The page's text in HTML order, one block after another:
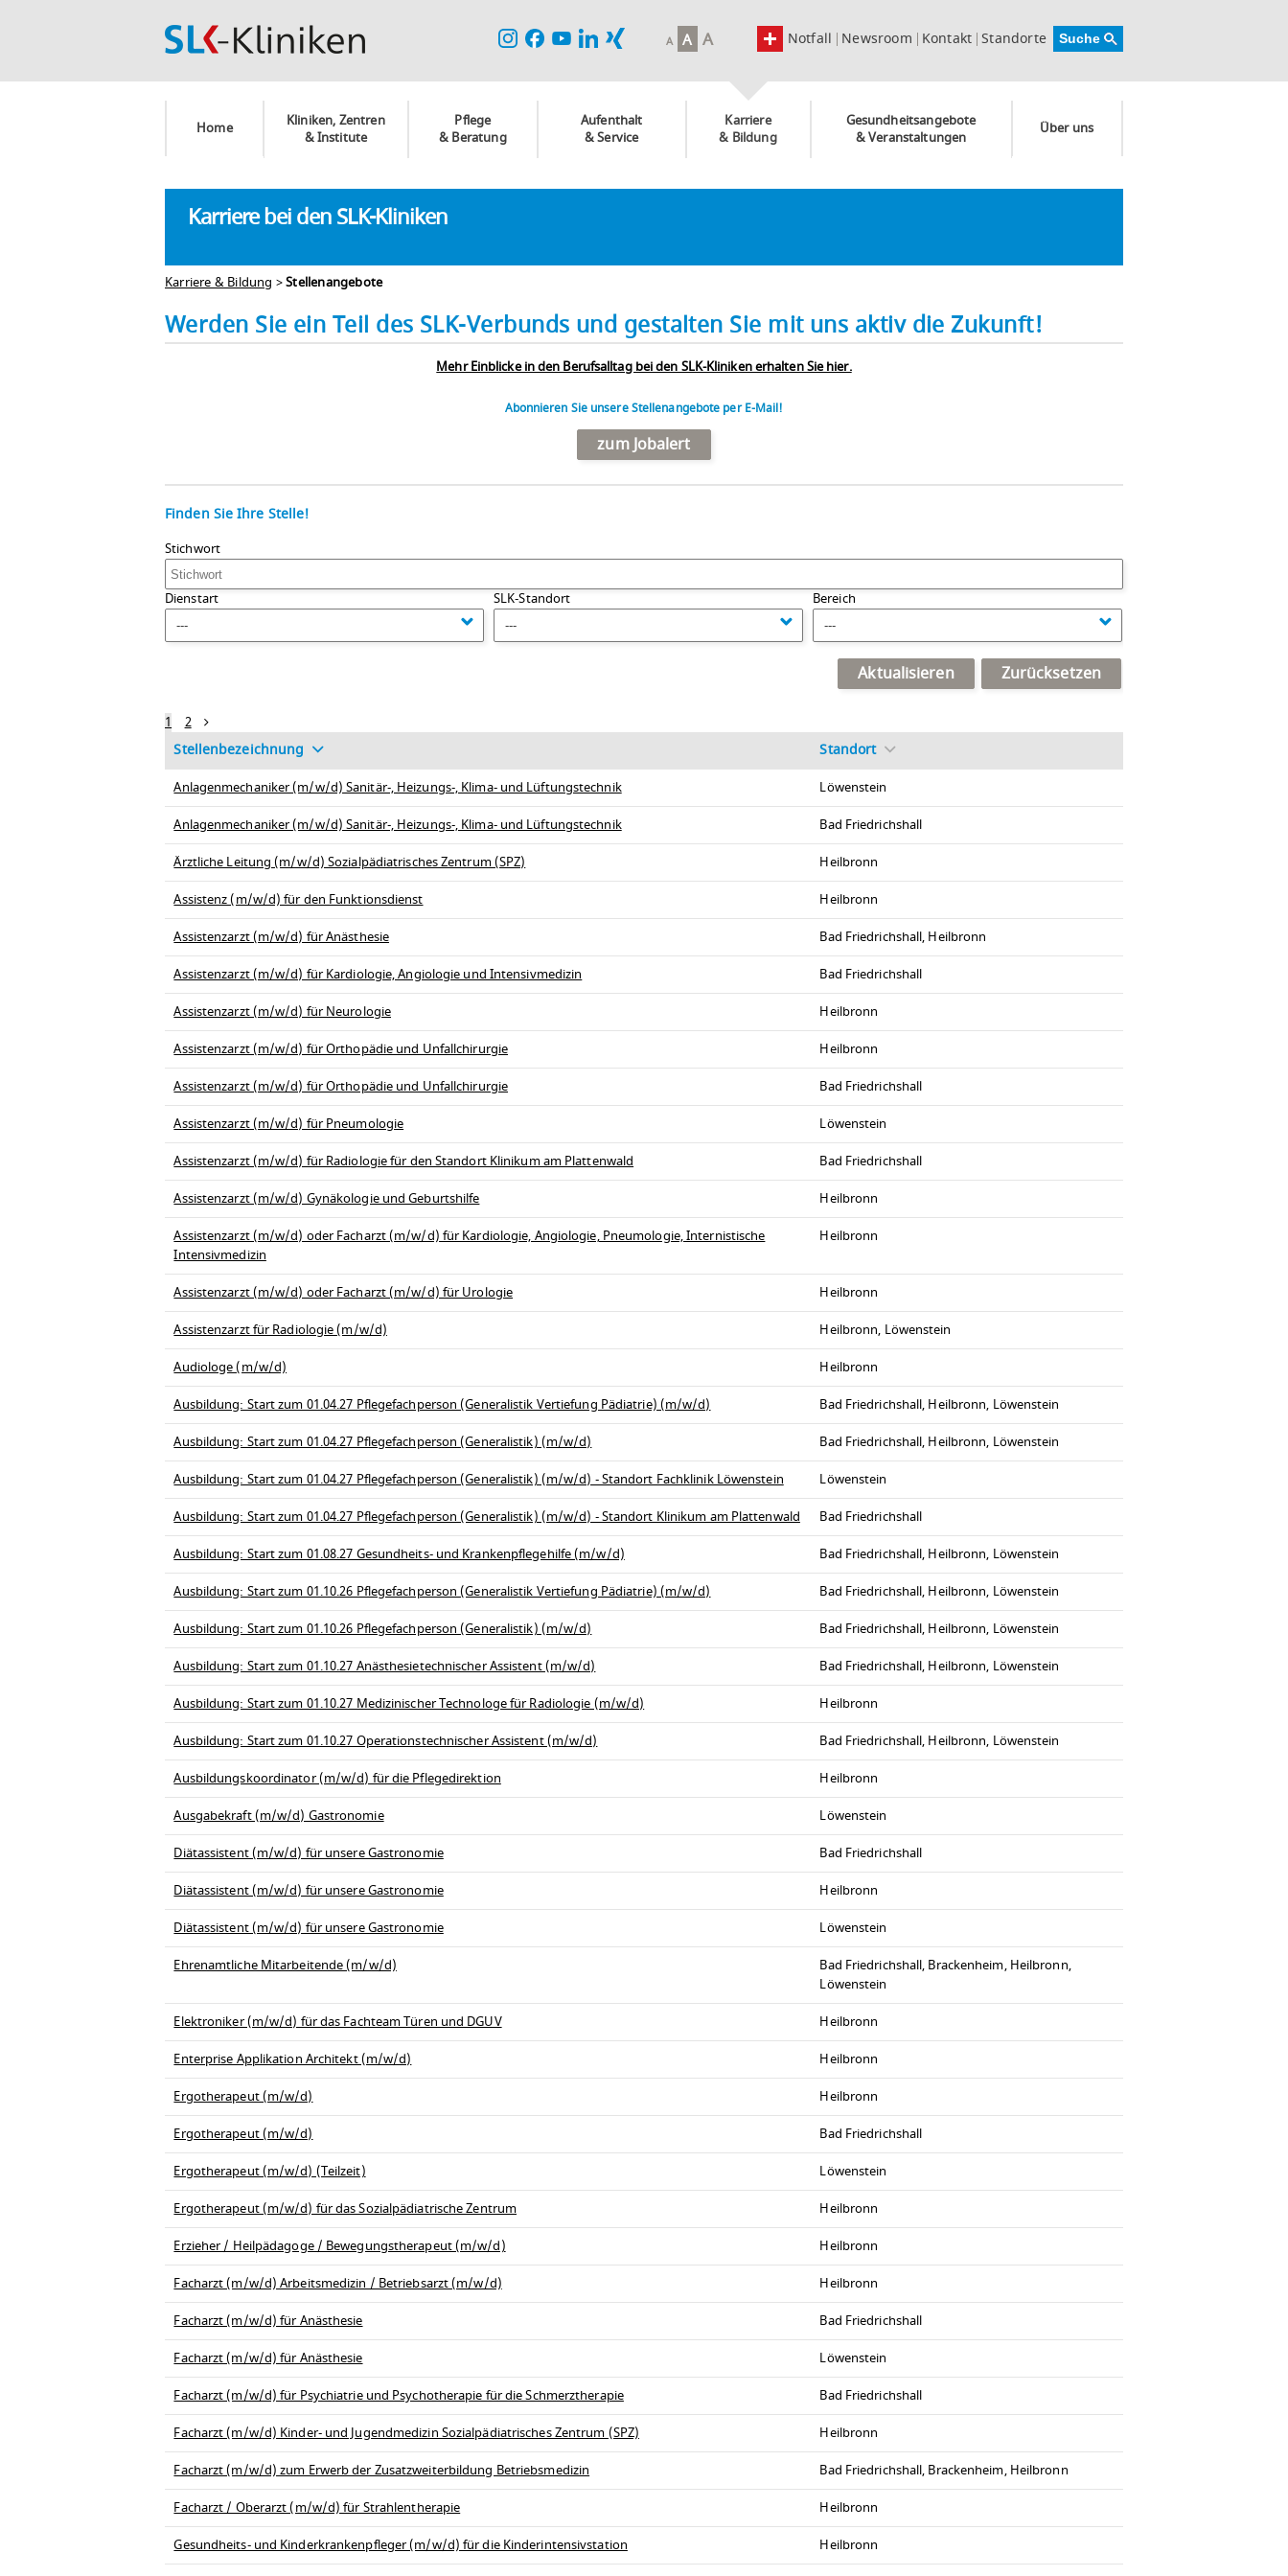
Newsroom Kontakt Standorte
Notfall
A A A
Home
Kliniken, Zentren
& Institute
Pflege
& Beratung
Aufenthalt
& Service
Karriere
& Bildung
Gesundheitsangebote
& Veranstaltungen
Über uns
Karriere bei den SLK-Kliniken
Karriere & Bildung >Stellenangebote
Werden Sie ein Teil des SLK-Verbunds und gestalten Sie mit uns aktiv die Zukunft!
Mehr Einblicke in den Berufsalltag bei den SLK-Kliniken erhalten Sie hier.
Abonnieren Sie unsere Stellenangebote per E-Mail!
zum Jobalert
Finden Sie Ihre Stelle!
Stichwort
Dienstart
---
SLK-Standort
---
Bereich
---
Aktualisieren Zurücksetzen
1
2
Stellenbezeichnung
Standort
Anlagenmechaniker (m/w/d) Sanitär-, Heizungs-, Klima- und Lüftungstechnik
Löwenstein
Anlagenmechaniker (m/w/d) Sanitär-, Heizungs-, Klima- und Lüftungstechnik
Bad Friedrichshall
Ärztliche Leitung (m/w/d) Sozialpädiatrisches Zentrum (SPZ)
Heilbronn
Assistenz (m/w/d) für den Funktionsdienst
Heilbronn
Assistenzarzt (m/w/d) für Anästhesie
Bad Friedrichshall, Heilbronn
Assistenzarzt (m/w/d) für Kardiologie, Angiologie und Intensivmedizin
Bad Friedrichshall
Assistenzarzt (m/w/d) für Neurologie
Heilbronn
Assistenzarzt (m/w/d) für Orthopädie und Unfallchirurgie
Heilbronn
Assistenzarzt (m/w/d) für Orthopädie und Unfallchirurgie
Bad Friedrichshall
Assistenzarzt (m/w/d) für Pneumologie
Löwenstein
Assistenzarzt (m/w/d) für Radiologie für den Standort Klinikum am Plattenwald
Bad Friedrichshall
Assistenzarzt (m/w/d) Gynäkologie und Geburtshilfe
Heilbronn
Assistenzarzt (m/w/d) oder Facharzt (m/w/d) für Kardiologie, Angiologie, Pneumologie, Internistische
Intensivmedizin
Heilbronn
Assistenzarzt (m/w/d) oder Facharzt (m/w/d) für Urologie
Heilbronn
Assistenzarzt für Radiologie (m/w/d)
Heilbronn, Löwenstein
Audiologe (m/w/d)
Heilbronn
Ausbildung: Start zum 01.04.27 Pflegefachperson (Generalistik Vertiefung Pädiatrie) (m/w/d)
Bad Friedrichshall, Heilbronn, Löwenstein
Ausbildung: Start zum 01.04.27 Pflegefachperson (Generalistik) (m/w/d)
Bad Friedrichshall, Heilbronn, Löwenstein
Ausbildung: Start zum 01.04.27 Pflegefachperson (Generalistik) (m/w/d) - Standort Fachklinik Löwenstein
Löwenstein
Ausbildung: Start zum 01.04.27 Pflegefachperson (Generalistik) (m/w/d) - Standort Klinikum am Plattenwald
Bad Friedrichshall
Ausbildung: Start zum 01.08.27 Gesundheits- und Krankenpflegehilfe (m/w/d)
Bad Friedrichshall, Heilbronn, Löwenstein
Ausbildung: Start zum 01.10.26 Pflegefachperson (Generalistik Vertiefung Pädiatrie) (m/w/d)
Bad Friedrichshall, Heilbronn, Löwenstein
Ausbildung: Start zum 01.10.26 Pflegefachperson (Generalistik) (m/w/d)
Bad Friedrichshall, Heilbronn, Löwenstein
Ausbildung: Start zum 01.10.27 Anästhesietechnischer Assistent (m/w/d)
Bad Friedrichshall, Heilbronn, Löwenstein
Ausbildung: Start zum 01.10.27 Medizinischer Technologe für Radiologie (m/w/d)
Heilbronn
Ausbildung: Start zum 01.10.27 Operationstechnischer Assistent (m/w/d)
Bad Friedrichshall, Heilbronn, Löwenstein
Ausbildungskoordinator (m/w/d) für die Pflegedirektion
Heilbronn
Ausgabekraft (m/w/d) Gastronomie
Löwenstein
Diätassistent (m/w/d) für unsere Gastronomie
Bad Friedrichshall
Diätassistent (m/w/d) für unsere Gastronomie
Heilbronn
Diätassistent (m/w/d) für unsere Gastronomie
Löwenstein
Ehrenamtliche Mitarbeitende (m/w/d)
Bad Friedrichshall, Brackenheim, Heilbronn,
Löwenstein
Elektroniker (m/w/d) für das Fachteam Türen und DGUV
Heilbronn
Enterprise Applikation Architekt (m/w/d)
Heilbronn
Ergotherapeut (m/w/d)
Heilbronn
Ergotherapeut (m/w/d)
Bad Friedrichshall
Ergotherapeut (m/w/d) (Teilzeit)
Löwenstein
Ergotherapeut (m/w/d) für das Sozialpädiatrische Zentrum
Heilbronn
Erzieher / Heilpädagoge / Bewegungstherapeut (m/w/d)
Heilbronn
Facharzt (m/w/d) Arbeitsmedizin / Betriebsarzt (m/w/d)
Heilbronn
Facharzt (m/w/d) für Anästhesie
Bad Friedrichshall
Facharzt (m/w/d) für Anästhesie
Löwenstein
Facharzt (m/w/d) für Psychiatrie und Psychotherapie für die Schmerztherapie
Bad Friedrichshall
Facharzt (m/w/d) Kinder- und Jugendmedizin Sozialpädiatrisches Zentrum (SPZ)
Heilbronn
Facharzt (m/w/d) zum Erwerb der Zusatzweiterbildung Betriebsmedizin
Bad Friedrichshall, Brackenheim, Heilbronn
Facharzt / Oberarzt (m/w/d) für Strahlentherapie
Heilbronn
Gesundheits- und Kinderkrankenpfleger (m/w/d) für die Kinderintensivstation
Heilbronn